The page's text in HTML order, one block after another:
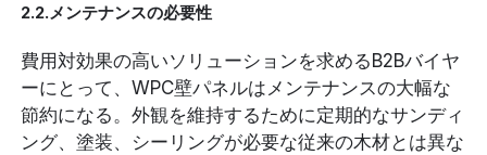
2.2.メンテナンスの必要性
費用対効果の高いソリューションを求めるB2Bバイヤ
ーにとって、WPC壁パネルはメンテナンスの大幅な
節約になる。外観を維持するために定期的なサンディ
ング、塗装、シーリングが必要な従来の木材とは異な